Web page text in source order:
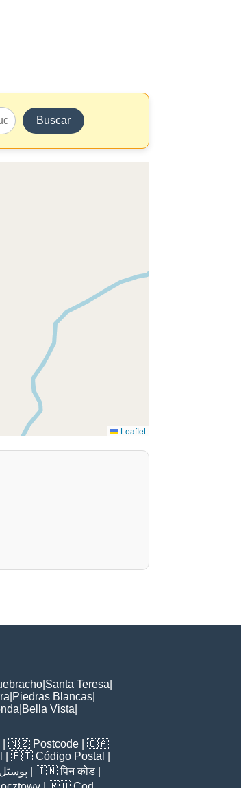
Buscar
Leaflet
Santa Teresa
Piedras Blancas
Bella Vista
| 🇳🇿 Postcode | 🇨🇦
| 🇵🇹 Código Postal
| 🇮🇳पिन कोड